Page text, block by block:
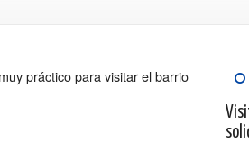
práctico para visitar el barrio